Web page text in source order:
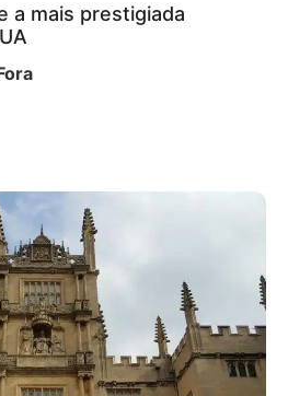
a mais prestigiada